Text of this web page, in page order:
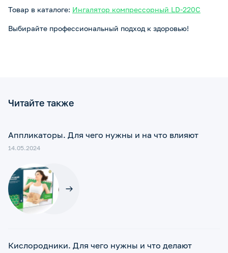
Товар в каталоге: Ингалятор компрессорный LD-220C
Выбирайте профессиональный подход к здоровью!
Читайте также
Аппликаторы. Для чего нужны и на что влияют
14.05.2024
Кислородники. Для чего нужны и что делают